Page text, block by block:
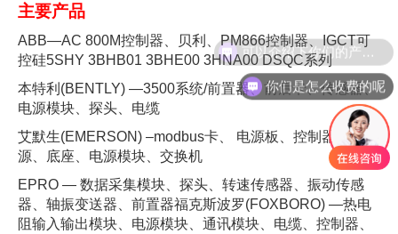
主要产品
ABB—AC 800M控制器、贝利、PM866控制器、IGCT可
控硅5SHY 3BHB01 3BHE00 3HNA00 DSQC系列
本特利(BENTLY) —3500系统/前置器、前后卡、传感器、
电源模块、探头、电缆
艾默生(EMERSON) –modbus卡、 电源板、控制器、电
源、底座、电源模块、交换机
EPRO — 数据采集模块、探头、转速传感器、振动传感
器、轴振变送器、前置器福克斯波罗(FOXBORO) —热电
阻输入输出模块、电源模块、通讯模块、电缆、控制器、
你们是怎么收费的呢